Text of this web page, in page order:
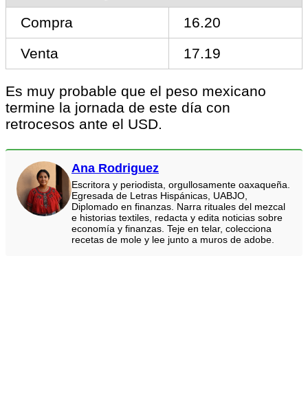
Compra
16.20
Venta
17.19
Es muy probable que el peso mexicano
termine la jornada de este día con
retrocesos ante el USD.
Ana Rodriguez
Escritora y periodista, orgullosamente oaxaqueña.
Egresada de Letras Hispánicas, UABJO,
Diplomado en finanzas. Narra rituales del mezcal
e historias textiles, redacta y edita noticias sobre
economía y finanzas. Teje en telar, colecciona
recetas de mole y lee junto a muros de adobe.